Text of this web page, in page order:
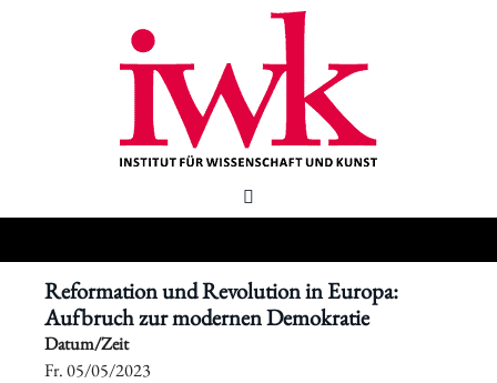
Reformation und Revolution in Europa:
Aufbruch zur modernen Demokratie
Datum/Zeit
​Fr. 05/05/2023